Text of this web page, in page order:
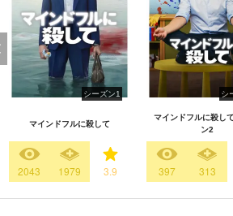
シーズン1
マインドフルに殺して
2043 1979 3.9
シ
マインドフルに殺し
ン2
397 313